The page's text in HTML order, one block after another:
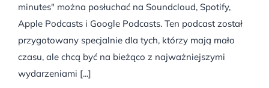
minutes" można posłuchać na Soundcloud, Spotify,
Apple Podcasts i Google Podcasts. Ten podcast został
przygotowany specjalnie dla tych, którzy mają mało
czasu, ale chcą być na bieżąco z najważniejszymi
wydarzeniami [...]